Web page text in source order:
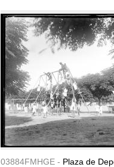
03884FMHGE - Plaza de